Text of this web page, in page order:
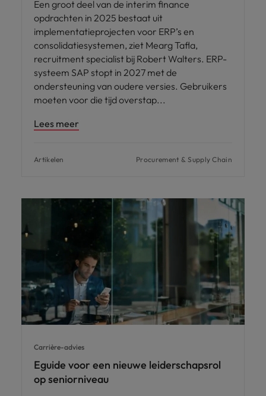
Een groot deel van de interim finance
opdrachten in 2025 bestaat uit
implementatieprojecten voor ERP’s en
consolidatiesystemen, ziet Mearg Tafla,
recruitment specialist bij Robert Walters. ERP-
systeem SAP stopt in 2027 met de
ondersteuning van oudere versies. Gebruikers
moeten voor die tijd overstap
Lees meer
Artikelen Procurement & Supply Chain
Carrière-advies
Eguide voor een nieuwe leiderschapsrol
op seniorniveau